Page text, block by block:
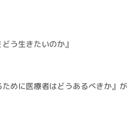
う生きたいのか』
ために医療者はどうあるべきか』が